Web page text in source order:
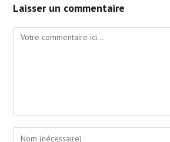
Laisser un commentaire
Comment
Enter